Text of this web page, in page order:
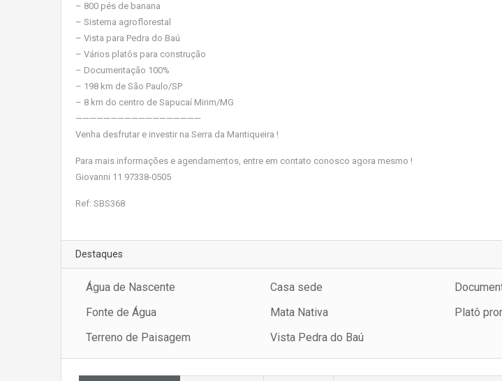
– 800 pés de banana
– Sistema agroflorestal
– Vista para Pedra do Baú
– Vários platôs para construção
– Documentação 100%
– 198 km de São Paulo/SP
– 8 km do centro de Sapucaí Mirim/MG
——————————————————
Venha desfrutar e investir na Serra da Mantiqueira !
Para mais informações e agendamentos, entre em contato conosco agora mesmo !
Giovanni 11 97338-0505
Ref: SBS368
Destaques
Água de Nascente Casa sede
Fonte de Água
Mata Nativa
Platô
Terreno de Paisagem
Vista Pedra do Baú